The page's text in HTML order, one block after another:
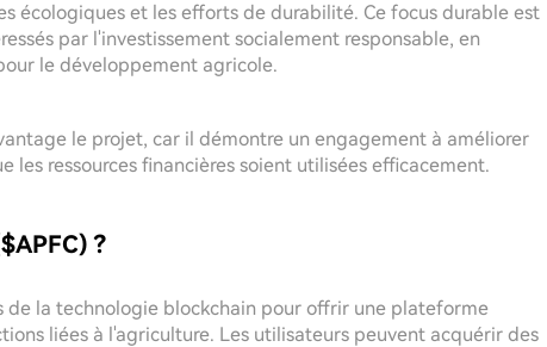
écologiques et les efforts de durabilité. Ce focus durable est
par l'investissement socialement responsable, en
le développement agricole.
le projet, car il démontre un engagement à améliorer
les ressources financières soient utilisées efficacement.
?
de la technologie blockchain pour offrir une plateforme
liées à l'agriculture. Les utilisateurs peuvent acquérir des